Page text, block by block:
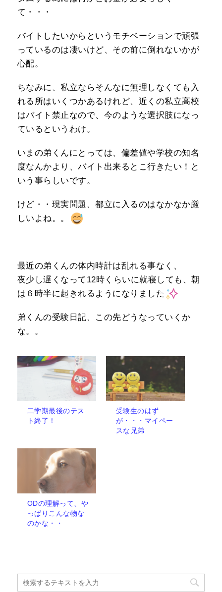
て・・・
バイトしたいからというモチベーションで頑張
っているのは凄いけど、その前に倒れないかが
心配。
ちなみに、私立ならそんなに無理しなくても入
れる所はいくつかあるけれど、近くの私立高校
はバイト禁止なので、今のような選択肢になっ
ているというわけ。
いまの弟くんにとっては、偏差値や学校の知名
度なんかより、バイト出来るとこ行きたい！と
いう事らしいです。
けど・・現実問題、都立に入るのはなかなか厳
しいよね。。
最近の弟くんの体内時計は乱れる事なく、
夜少し遅くなって12時くらいに就寝しても、朝
は６時半に起きれるようになりました
弟くんの受験日記、この先どうなっていくか
な。。
二学期最後のテス
ト終了！
受験生のはず
が・・・マイペー
スな兄弟
ODの理解って、や
っぱりこんな物な
のかな・・